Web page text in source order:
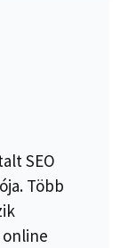
SEO
Több
online